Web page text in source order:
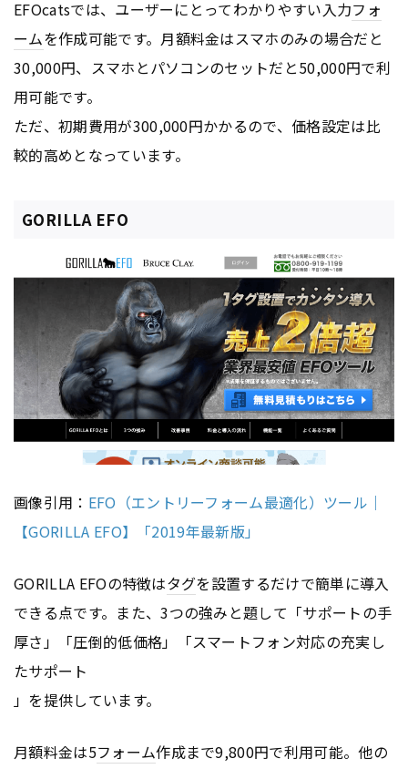
EFOcatsでは、ユーザーにとってわかりやすい入力フォ
ームを作成可能です。月額料金はスマホのみの場合だと
30,000円、スマホとパソコンのセットだと50,000円で利
用可能です。
ただ、初期費用が300,000円かかるので、価格設定は比
較的高めとなっています。
GORILLA EFO
画像引用： EFO（エントリーフォーム最適化）ツール｜
【GORILLA EFO】「2019年最新版」
GORILLA EFOの特徴はタグを設置するだけで簡単に導入
できる点です。また、3つの強みと題して「サポートの手
厚さ」「圧倒的低価格」「スマートフォン対応の充実し
たサポート
」を提供しています。
月額料金は5フォーム作成まで9,800円で利用可能。他の